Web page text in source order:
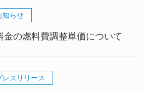
知らせ
金の燃料費調整単価について
レスリリース